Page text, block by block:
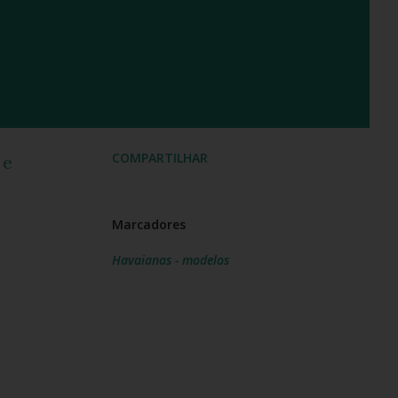
COMPARTILHAR
Marcadores
Havaianas - modelos